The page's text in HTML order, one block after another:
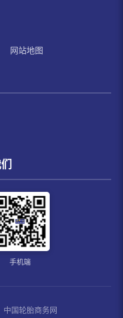
网站地图
手机端
中国轮胎商务网